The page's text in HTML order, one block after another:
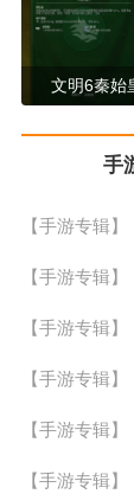
文明6秦始
手
【手游专辑】
【手游专辑】
【手游专辑】
【手游专辑】
【手游专辑】
【手游专辑】